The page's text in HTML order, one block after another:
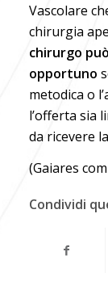
Vascolare
chirurgia
chirurgo
opportuno
metodica o
l’offerta sia
da ricevere
(Gaiares
Condividi